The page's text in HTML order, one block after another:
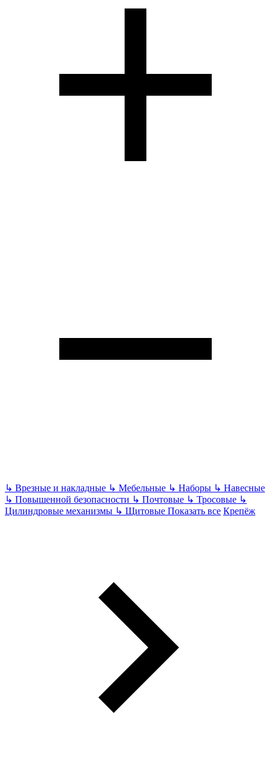
↳ Врезные и накладные ↳ Мебельные ↳ Наборы ↳ Навесные
↳ Повышенной безопасности ↳ Почтовые ↳ Тросовые ↳
Цилиндровые механизмы ↳ Щитовые Показать все Крепёж